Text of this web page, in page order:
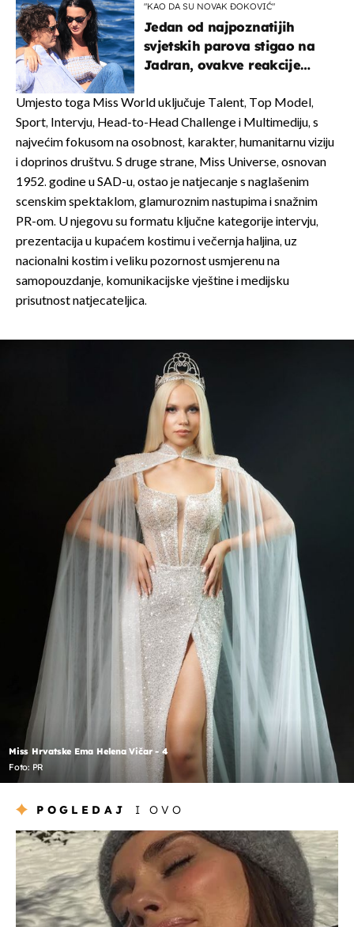
"KAO DA SU NOVAK ĐOKOVIĆ"
Jedan od najpoznatijih
svjetskih parova stigao na
Jadran, ovakve reakcije
Umjesto toga Miss World uključuje Talent, Top Model,
Sport, Intervju, Head-to-Head Challenge i Multimediju, s
najvećim fokusom na osobnost, karakter, humanitarnu viziju
i doprinos društvu. S druge strane, Miss Universe, osnovan
1952. godine u SAD-u, ostao je natjecanje s naglašenim
scenskim spektaklom, glamuroznim nastupima i snažnim
PR-om. U njegovu su formatu ključne kategorije intervju,
prezentacija u kupaćem kostimu i večernja haljina, uz
nacionalni kostim i veliku pozornost usmjerenu na
samopouzdanje, komunikacijske vještine i medijsku
prisutnost natjecateljica.
Miss Hrvatske Ema Helena Vičar - 4
Foto: PR
POGLEDAJ I OVO